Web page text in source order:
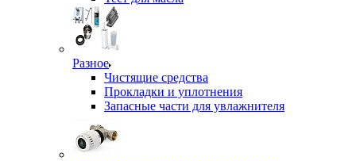
Разное
Чистящие средства
Прокладки и уплотнения
Запасные части для увлажнителя